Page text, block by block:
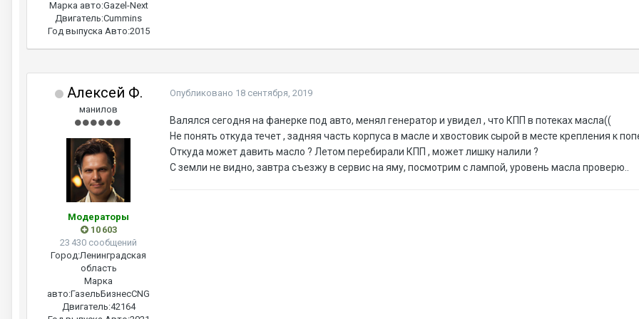
Марка авто:Gazel-Next
Двигатель:Cummins
Год выпуска Авто:2015
Алексей Ф.
манилов
Модераторы
10 603
23 430 сообщений
Город:Ленинградская
область
Марка
авто:ГазельБизнесCNG
Двигатель:42164
Опубликовано 18 сентября, 2019
Валялся сегодня на фанерке под авто, менял генератор и увидел , что КПП в потеках масла((
Не понять откуда течет , задняя часть корпуса в масле и хвостовик сырой в месте крепления к
Откуда может давить масло ? Летом перебирали КПП , может лишку налили ?
С земли не видно, завтра съезжу в сервис на яму, посмотрим с лампой, уровень масла проверю..